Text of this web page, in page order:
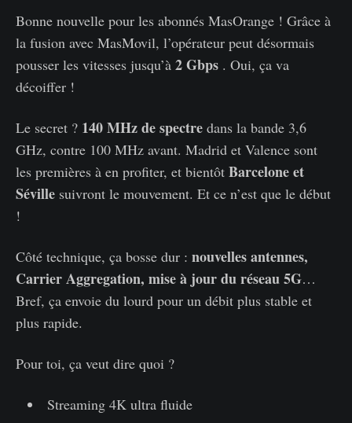
Bonne nouvelle pour les abonnés MasOrange ! Grâce à
la fusion avec MasMovil, l’opérateur peut désormais
pousser les vitesses jusqu’à 2 Gbps . Oui, ça va
décoiffer !
Le secret ? 140 MHz de spectre dans la bande 3,6
GHz, contre 100 MHz avant. Madrid et Valence sont
les premières à en profiter, et bientôt Barcelone et
Séville suivront le mouvement. Et ce n’est que le début
!
️Côté technique, ça bosse dur : nouvelles antennes,
Carrier Aggregation, mise à jour du réseau 5G…
Bref, ça envoie du lourd pour un débit plus stable et
plus rapide.
Pour toi, ça veut dire quoi ?
Streaming 4K ultra fluide